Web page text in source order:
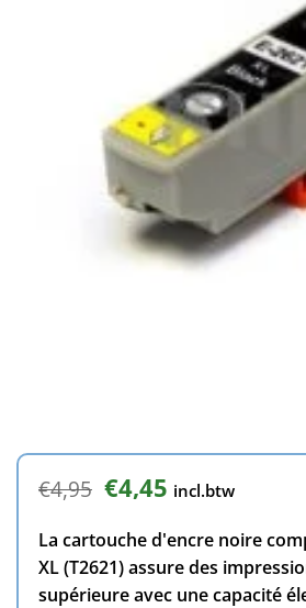
€4,95 Le
prix
initial
était :
€4,95.
€4,45Le
prix
est :
€4,45.
incl.btw
La cartouche d'encre noire
XL (T2621) assure des
supérieure avec une capacité